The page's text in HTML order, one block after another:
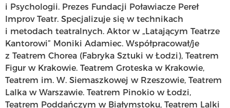
i Psychologii. Prezes Fundacji Poławiacze Pereł
Improv Teatr. Specjalizuje się w technikach
i metodach teatralnych. Aktor w „Latającym Teatrze
Kantorowi” Moniki Adamiec. Współpracował/je
z Teatrem Chorea (Fabryka Sztuki w Łodzi), Teatrem
Figur w Krakowie. Teatrem Groteska w Krakowie,
Teatrem im. W. Siemaszkowej w Rzeszowie, Teatrem
Lalka w Warszawie. Teatrem Pinokio w Łodzi,
Teatrem Poddańczym w Białymstoku, Teatrem Lalki